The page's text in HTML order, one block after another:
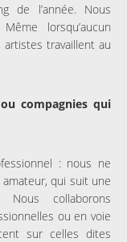
de l’année. Nous
lorsqu’aucun
artistes travaillent au
compagnies qui
: nous ne
qui suit une
collaborons
ou en voie
sur celles dites